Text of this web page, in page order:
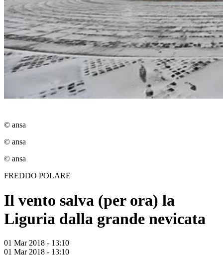
© ansa
© ansa
© ansa
FREDDO POLARE
Il vento salva (per ora) la
Liguria dalla grande nevicata
01 Mar 2018 - 13:10
01 Mar 2018 - 13:10